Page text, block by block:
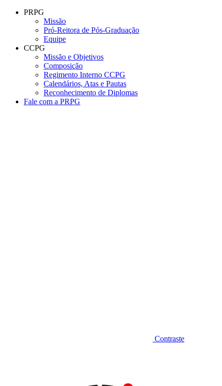
Conteúdo principal
PRPG
Missão
Pró-Reitora de Pós-Graduação
Equipe
CCPG
Missão e Objetivos
Composição
Regimento Interno CCPG
Calendários, Atas e Pautas
Reconhecimento de Diplomas
Fale com a PRPG
Contraste